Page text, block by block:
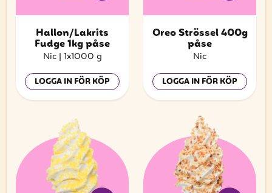
Hallon/Lakrits
Fudge 1kg påse
Nic | 1x1000 g
LOGGA IN FÖR KÖP
Oreo Strössel 400g
påse
Nic
LOGGA IN FÖR KÖP